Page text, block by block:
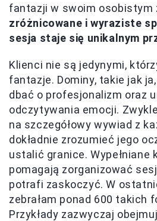
fantazji w swoim osobistym
zróżnicowane i wyraziste
sesja staje się unikalnym
Klienci nie są jedynymi,
fantazje. Dominy, takie jak
dbać o profesjonalizm oraz
odczytywania emocji.
na szczegółowy wywiad z
dokładnie zrozumieć jego
ustalić granice. Wypełniane
pomagają zorganizować
potrafi zaskoczyć. W
zebrałam ponad 600 takich
Przykłady zazwyczaj